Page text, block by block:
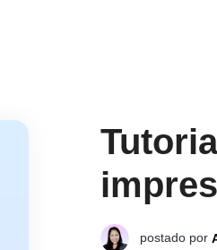
postado por